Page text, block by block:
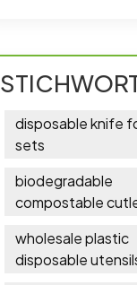
disposable knife
sets
biodegradable
compostable
wholesale plastic
disposable